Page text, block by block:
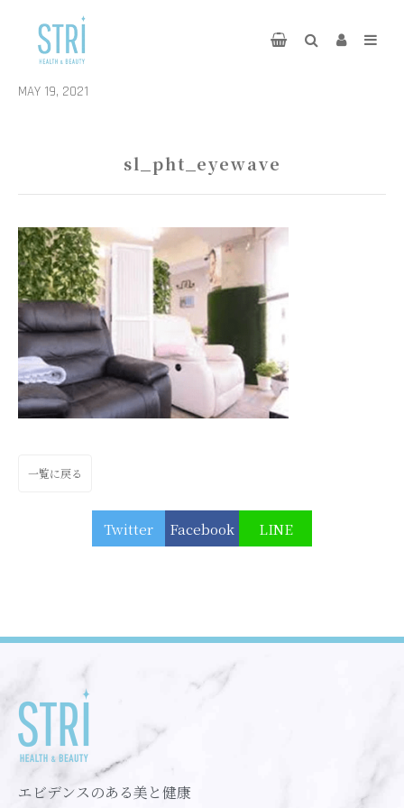
MAY 19, 2021
sl_pht_eyewave
一覧に戻る
Twitter Facebook LINE
エビデンスのある美と健康